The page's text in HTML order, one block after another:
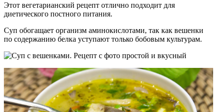
Этот вегетарианский рецепт отлично подходит для
диетического постного питания.
Суп обогащает организм аминокислотами, так как вешенки
по содержанию белка уступают только бобовым культурам.